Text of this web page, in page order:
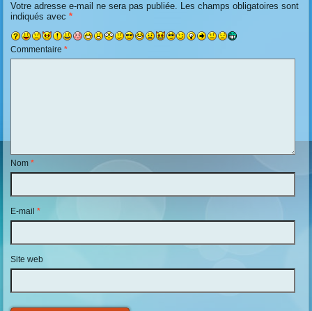
Votre adresse e-mail ne sera pas publiée. Les champs obligatoires sont
indiqués avec*
Commentaire*
Nom*
E-mail*
Site web